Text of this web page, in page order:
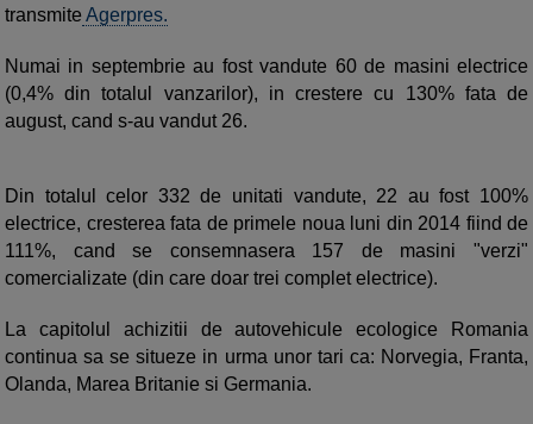
transmite Agerpres.
Numai in septembrie au fost vandute 60 de masini electrice
(0,4% din totalul vanzarilor), in crestere cu 130% fata de
august, cand s-au vandut 26.
Din totalul celor 332 de unitati vandute, 22 au fost 100%
electrice, cresterea fata de primele noua luni din 2014 fiind de
111%, cand se consemnasera 157 de masini "verzi"
comercializate (din care doar trei complet electrice).
La capitolul achizitii de autovehicule ecologice Romania
continua sa se situeze in urma unor tari ca: Norvegia, Franta,
Olanda, Marea Britanie si Germania.